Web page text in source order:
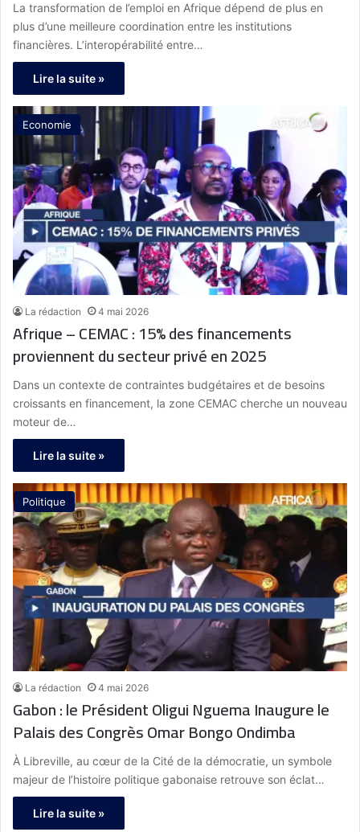
La transformation de l’emploi en Afrique dépend de plus en
plus d’une meilleure coordination entre les institutions
financières. L’interopérabilité entre…
Lire la suite »
Economie
La rédaction 4 mai 2026
Afrique – CEMAC : 15% des financements
proviennent du secteur privé en 2025
Dans un contexte de contraintes budgétaires et de besoins
croissants en financement, la zone CEMAC cherche un nouveau
moteur de…
Lire la suite »
Politique
La rédaction 4 mai 2026
Gabon : le Président Oligui Nguema Inaugure le
Palais des Congrès Omar Bongo Ondimba
À Libreville, au cœur de la Cité de la démocratie, un symbole
majeur de l’histoire politique gabonaise retrouve son éclat…
Lire la suite »